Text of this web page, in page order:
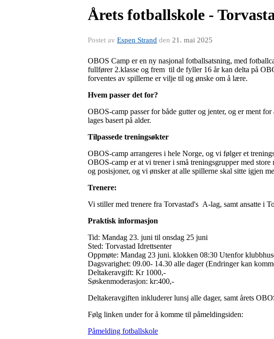
Årets fotballskole -
Postet av Espen Strand den 21. mai 2025
OBOS Camp er en ny nasjonal fotballsatsning, med
fullfører 2.klasse og frem til de fyller 16 år kan delta på
forventes av spillerne er vilje til og ønske om å lære.
Hvem passer det for?
OBOS-camp passer for både gutter og jenter, og er ment
lages basert på alder.
Tilpassede treningsøkter
OBOS-camp arrangeres i hele Norge, og vi følger et
OBOS-camp er at vi trener i små treningsgrupper med
og posisjoner, og vi ønsker at alle spillerne skal sitte igjen
Trenere:
Vi stiller med trenere fra Torvastad's A-lag, samt ansatte i
Praktisk informasjon
Tid: Mandag 23. juni til onsdag 25 juni
Sted: Torvastad Idrettsenter
Oppmøte: Mandag 23 juni. klokken 08:30 Utenfor
Dagsvarighet: 09.00- 14.30 alle dager (Endringer kan
Deltakeravgift: Kr 1000,-
Søskenmoderasjon: kr:400,-
Deltakeravgiften inkluderer lunsj alle dager, samt årets
Følg linken under for å komme til påmeldingsiden:
Påmelding fotballskole